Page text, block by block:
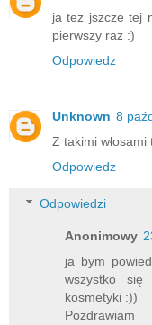
ja tez jszcze tej
pierwszy raz :)
Odpowiedz
Unknown 8
Z takimi
Odpowiedz
Odpowiedzi
Anonimowy
ja bym
wszystko się
kosmetyki :))
Pozdrawiam